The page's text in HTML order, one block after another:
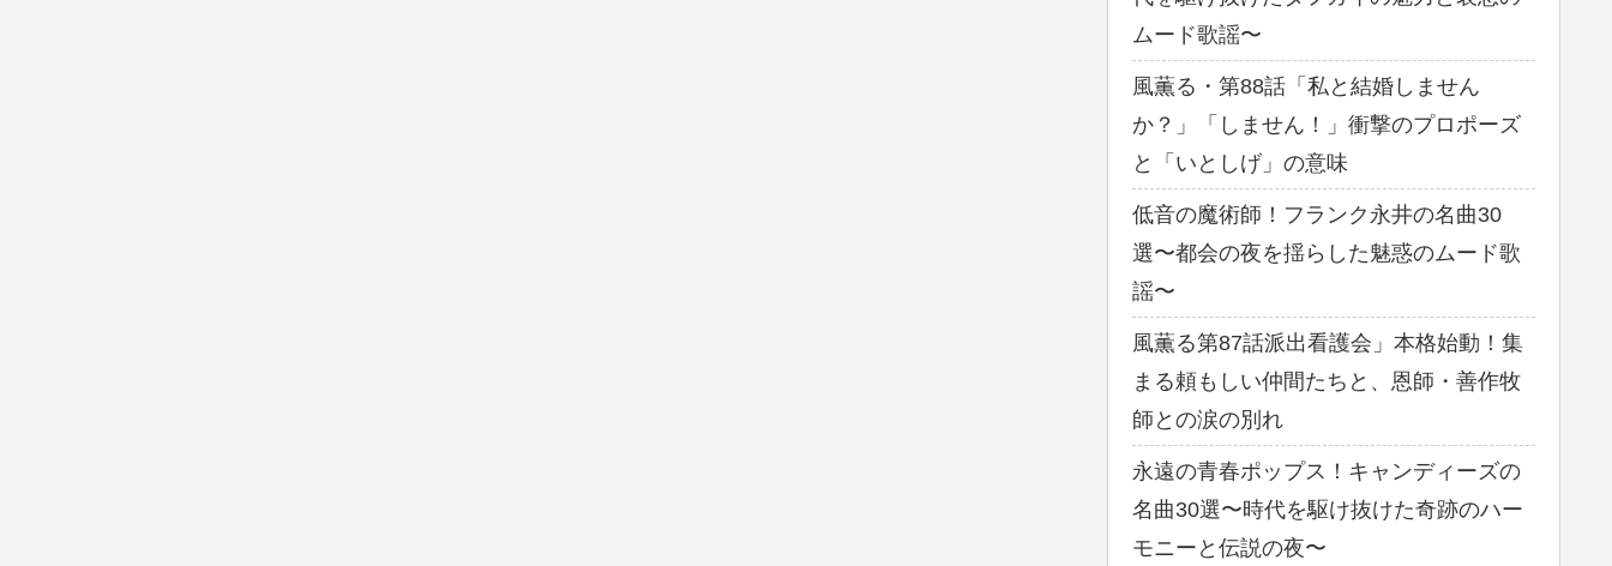
ムード歌謡〜
風薫る・第88話「私と結婚しません
か？」「しません！」衝撃のプロポーズ
と「いとしげ」の意味
低音の魔術師！フランク永井の名曲30
選〜都会の夜を揺らした魅惑のムード歌
謡〜
風薫る第87話派出看護会」本格始動！集
まる頼もしい仲間たちと、恩師・善作牧
師との涙の別れ
永遠の青春ポップス！キャンディーズの
名曲30選〜時代を駆け抜けた奇跡のハー
モニーと伝説の夜〜